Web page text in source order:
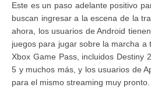
Este es un paso adelante positivo
buscan ingresar a la escena de la
ahora, los usuarios de Android
juegos para jugar sobre la marcha a
Xbox Game Pass, incluidos Destiny
5 y muchos más, y los usuarios de
para el mismo streaming muy pronto.